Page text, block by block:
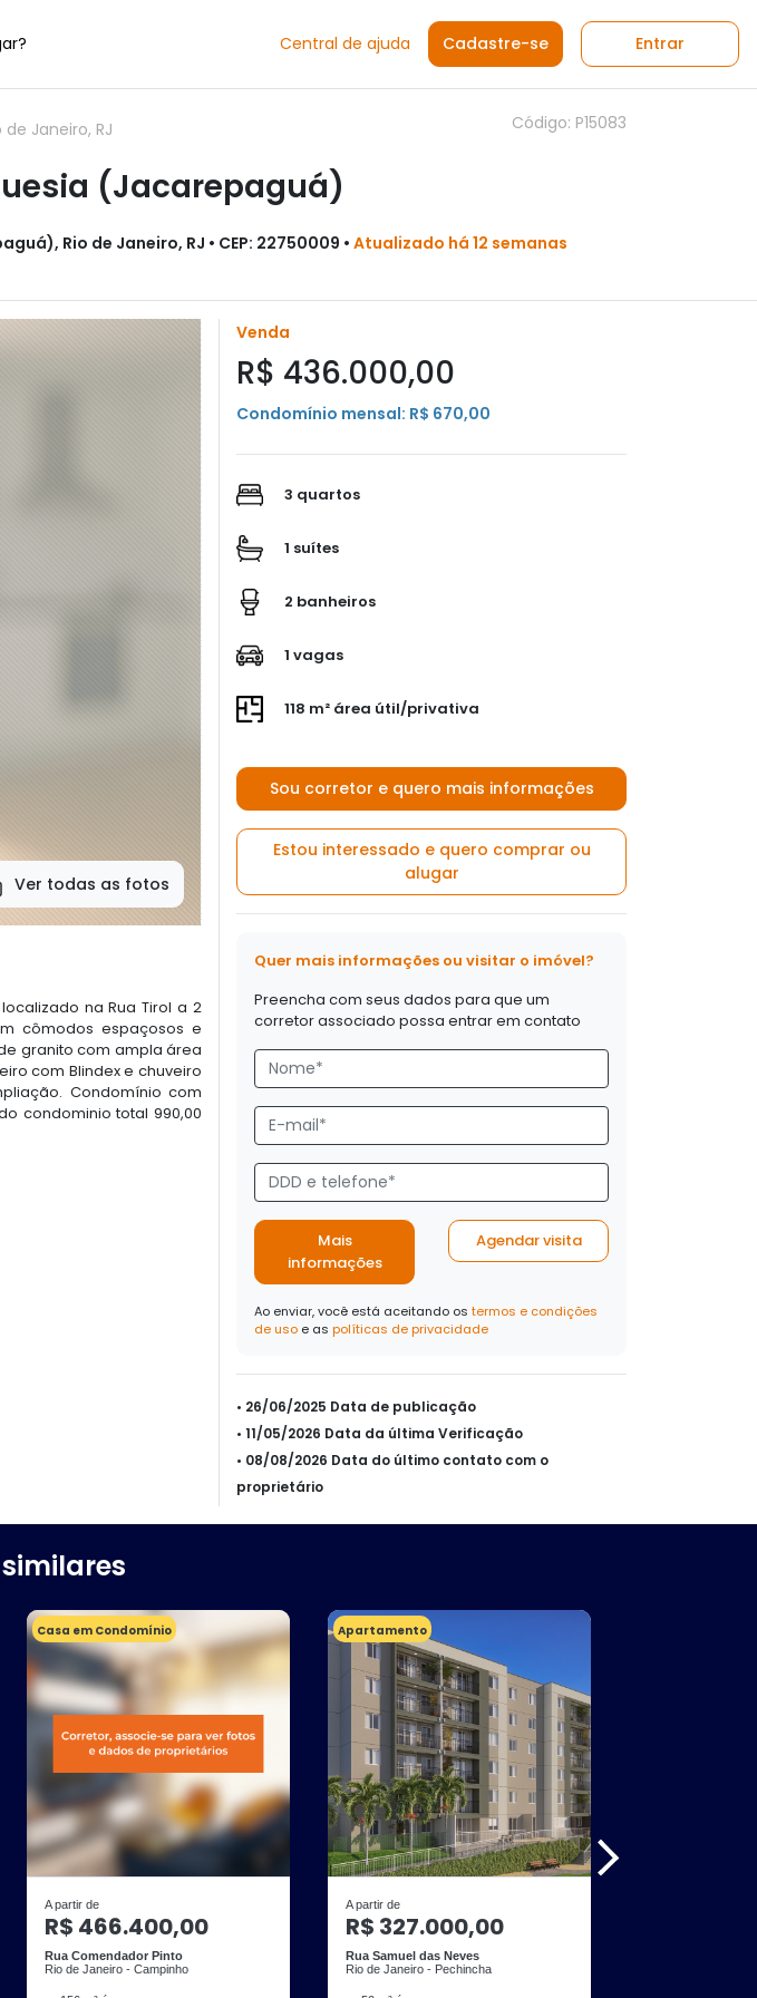
Central de ajuda Cadastre-se Entrar
Janeiro, RJ Código: P15083
(Jacarepaguá)
Rio de Janeiro, RJ • CEP: 22750009 • Atualizado há 12 semanas
Ver todas as fotos
na Rua Tirol a 2
cômodos espaçosos e
granito com ampla área
com Blindex e chuveiro
Condomínio com
condominio total 990,00
Venda
R$ 436.000,00
Condomínio mensal: R$ 670,00
3 quartos
1 suítes
2 banheiros
1 vagas
118 m² área útil/privativa
Sou corretor e quero mais informações
Estou interessado e quero comprar ou
alugar
Quer mais informações ou visitar o imóvel?
Preencha com seus dados para que um
corretor associado possa entrar em contato
Mais
informações
Agendar visita
Ao enviar, você está aceitando os termos e condições
de uso e as políticas de privacidade
• 26/06/2025 Data de publicação
• 11/05/2026 Data da última Verificação
• 08/08/2026 Data do último contato com o
proprietário
Casa em Condomínio
A partir de
R$ 466.400,00
Rua Comendador Pinto
Rio de Janeiro - Campinho
Apartamento
A partir de
R$ 327.000,00
Rua Samuel das Neves
Rio de Janeiro - Pechincha